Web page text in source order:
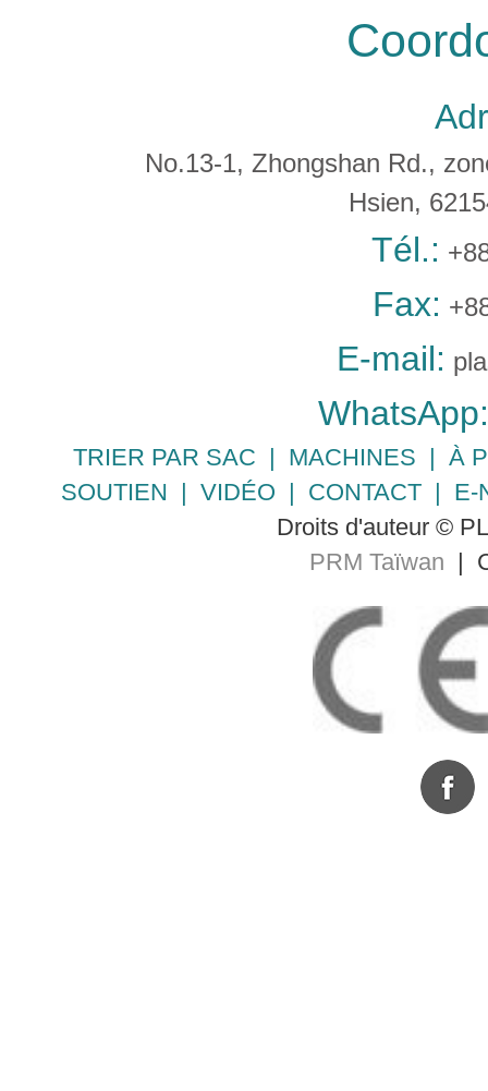
No.13-1, Zhongshan Rd.,
Hsien,
Tél.:
Fax:
E-mail:
WhatsApp:
TRIER PAR SAC | MACHINES |À
SOUTIEN | VIDÉO | CONTACT| E-
Droits d'auteur ©
PRM Taïwan |